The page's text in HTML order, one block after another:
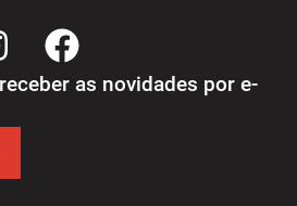
as novidades por e-